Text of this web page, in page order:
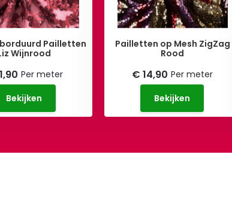
Pailletten
Wijnrood
Per meter
Bekijken
Pailletten op Mesh ZigZag
Rood
€ 14,90 Per meter
Bekijken